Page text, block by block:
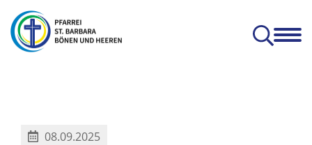
08.09.2025